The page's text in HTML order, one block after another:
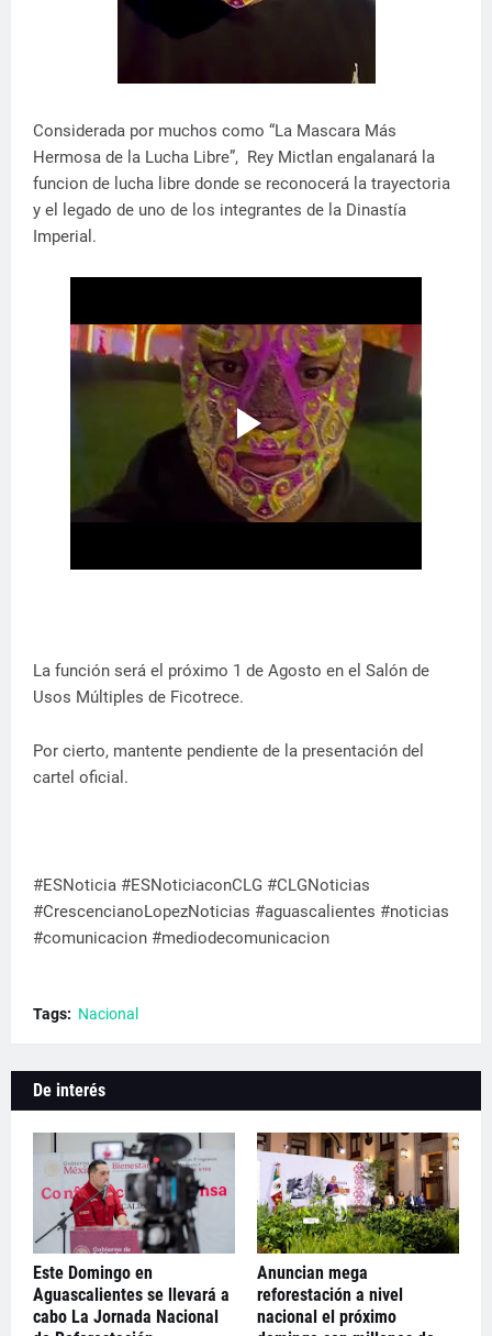
Considerada por muchos como “La Mascara Más
Hermosa de la Lucha Libre”, Rey Mictlan engalanará la
funcion de lucha libre donde se reconocerá la trayectoria
y el legado de uno de los integrantes de la Dinastía
Imperial.
La función será el próximo 1 de Agosto en el Salón de
Usos Múltiples de Ficotrece.
Por cierto, mantente pendiente de la presentación del
cartel oficial.
#ESNoticia #ESNoticiaconCLG #CLGNoticias
#CrescencianoLopezNoticias #aguascalientes #noticias
#comunicacion #mediodecomunicacion
Tags: Nacional
De interés
Este Domingo en
Aguascalientes se llevará a
cabo La Jornada Nacional
Anuncian mega
reforestación a nivel
nacional el próximo